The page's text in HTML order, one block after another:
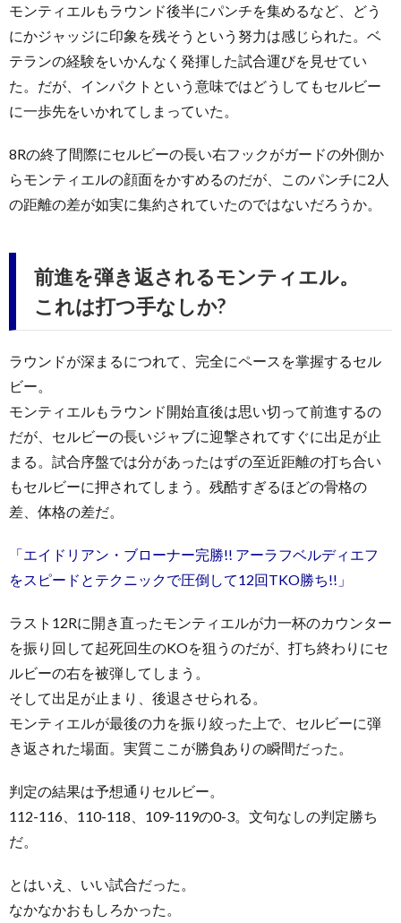
モンティエルもラウンド後半にパンチを集めるなど、どう
にかジャッジに印象を残そうという努力は感じられた。ベ
テランの経験をいかんなく発揮した試合運びを見せてい
た。だが、インパクトという意味ではどうしてもセルビー
に一歩先をいかれてしまっていた。
8Rの終了間際にセルビーの長い右フックがガードの外側か
らモンティエルの顔面をかすめるのだが、このパンチに2人
の距離の差が如実に集約されていたのではないだろうか。
前進を弾き返されるモンティエル。
これは打つ手なしか?
ラウンドが深まるにつれて、完全にペースを掌握するセル
ビー。
モンティエルもラウンド開始直後は思い切って前進するの
だが、セルビーの長いジャブに迎撃されてすぐに出足が止
まる。試合序盤では分があったはずの至近距離の打ち合い
もセルビーに押されてしまう。残酷すぎるほどの骨格の
差、体格の差だ。
「エイドリアン・ブローナー完勝!! アーラフベルディエフ
をスピードとテクニックで圧倒して12回TKO勝ち!!」
ラスト12Rに開き直ったモンティエルが力一杯のカウンター
を振り回して起死回生のKOを狙うのだが、打ち終わりにセ
ルビーの右を被弾してしまう。
そして出足が止まり、後退させられる。
モンティエルが最後の力を振り絞った上で、セルビーに弾
き返された場面。実質ここが勝負ありの瞬間だった。
判定の結果は予想通りセルビー。
112-116、110-118、109-119の0-3。文句なしの判定勝ち
だ。
とはいえ、いい試合だった。
なかなかおもしろかった。